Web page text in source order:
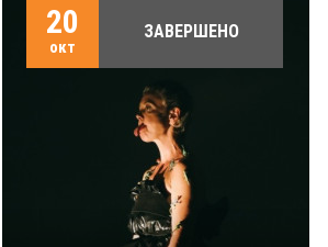
20
окт
ЗАВЕРШЕНО